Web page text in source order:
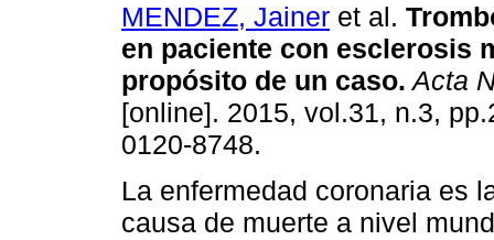
MENDEZ, Jainer et al.
en paciente con esclerosis
propósito de un caso. Acta
[online]. 2015, vol.31, n.3,
0120-8748.
La enfermedad coronaria es
causa de muerte a nivel